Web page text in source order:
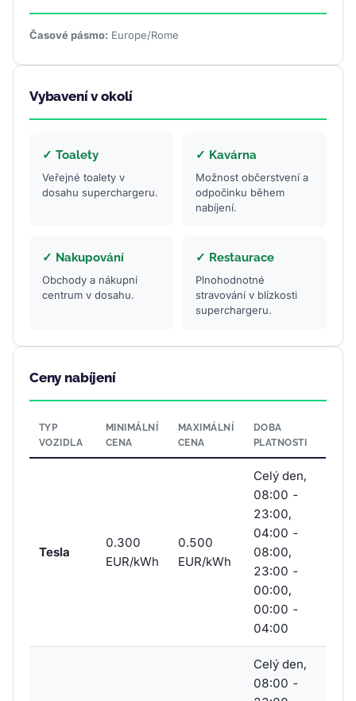
Časové pásmo: Europe/Rome
Vybavení v okolí
✓ Toalety
Veřejné toalety v
dosahu superchargeru.
✓ Kavárna
Možnost občerstvení a
odpočinku během
nabíjení.
✓ Nakupování
Obchody a nákupní
centrum v dosahu.
✓ Restaurace
Plnohodnotné
stravování v blízkosti
superchargeru.
Ceny nabíjení
TYP
VOZIDLA
MINIMÁLNÍ
CENA
MAXIMÁLNÍ
CENA
DOBA
PLATNOSTI
Tesla
0.300
EUR/kWh
0.500
EUR/kWh
Celý den,
08:00 -
23:00,
04:00 -
08:00,
23:00 -
00:00,
00:00 -
04:00
Celý den,
08:00 -